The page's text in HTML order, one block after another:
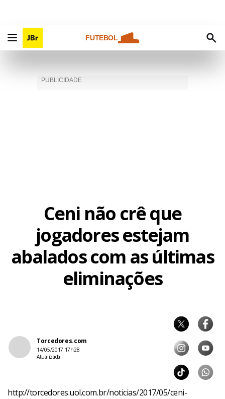
FUTEBOL
Ceni não crê que
jogadores estejam
abalados com as últimas
eliminações
Torcedores.com
14/05/2017 17h28
Atualizada
http://torcedores.uol.com.br/noticias/2017/05/ceni-